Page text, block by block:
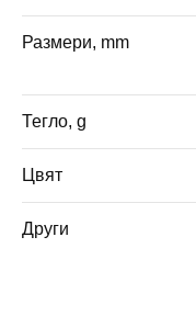
Размери, mm
Тегло, g
Цвят
Други